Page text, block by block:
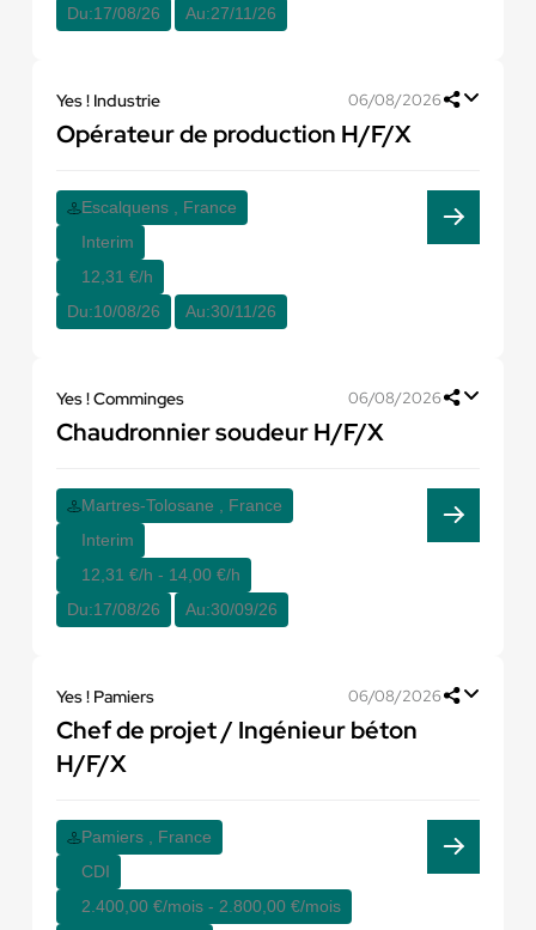
Du:17/08/26 Au:27/11/26
Yes ! Industrie 06/08/2026
Opérateur de production H/F/X
Escalquens , France
Interim
12,31 €/h
Du:10/08/26 Au:30/11/26
Yes ! Comminges 06/08/2026
Chaudronnier soudeur H/F/X
Martres-Tolosane , France
Interim
12,31 €/h - 14,00 €/h
Du:17/08/26 Au:30/09/26
Yes ! Pamiers 06/08/2026
Chef de projet / Ingénieur béton
H/F/X
Pamiers , France
CDI
2.400,00 €/mois - 2.800,00 €/mois